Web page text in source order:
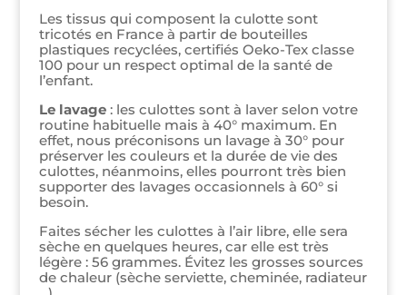
Les tissus qui composent la culotte sont
tricotés en France à partir de bouteilles
plastiques recyclées, certifiés Oeko-Tex classe
100 pour un respect optimal de la santé de
l’enfant.
Le lavage : les culottes sont à laver selon votre
routine habituelle mais à 40° maximum. En
effet, nous préconisons un lavage à 30° pour
préserver les couleurs et la durée de vie des
culottes, néanmoins, elles pourront très bien
supporter des lavages occasionnels à 60° si
besoin.
Faites sécher les culottes à l’air libre, elle sera
sèche en quelques heures, car elle est très
légère : 56 grammes. Évitez les grosses sources
de chaleur (sèche serviette, cheminée, radiateur